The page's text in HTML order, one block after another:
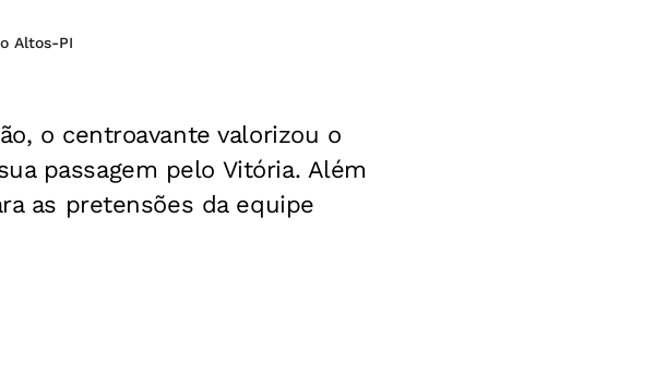
Altos-PI
o centroavante valorizou o
passagem pelo Vitória. Além
as pretensões da equipe